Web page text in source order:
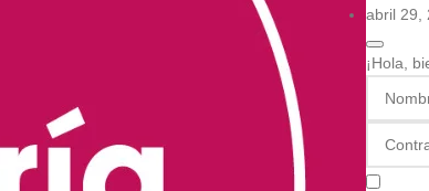
abril 29,
¡Hola,